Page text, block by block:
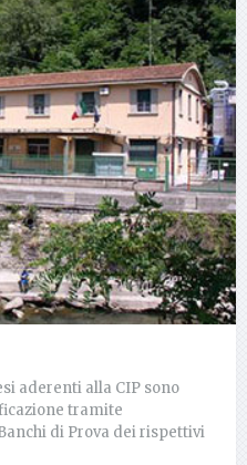
aderenti alla CIP sono
tramite
di Prova dei rispettivi